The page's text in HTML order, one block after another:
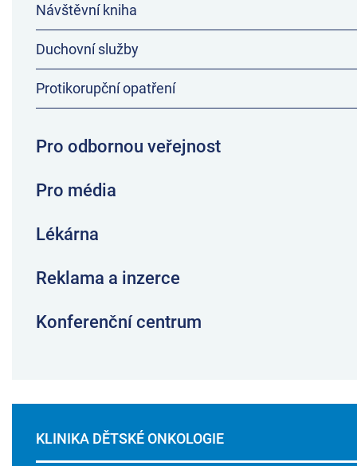
Návštěvní kniha
Duchovní služby
Protikorupční opatření
Pro odbornou veřejnost
Pro média
Lékárna
Reklama a inzerce
Konferenční centrum
KLINIKA DĚTSKÉ ONKOLOGIE